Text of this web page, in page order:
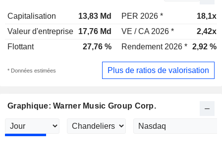
Capitalisation 13,83 Md PER 2026 *
18,1x
Valeur d'entreprise
17,76 Md VE / CA 2026 *
2,42x
Flottant
27,76 % Rendement 2026 * 2,92 %
* Données estimées Plus de ratios de valorisation
Graphique: Warner Music Group Corp.